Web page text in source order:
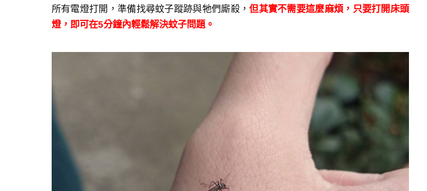
所有電燈打開，準備找尋蚊子蹤跡與牠們廝殺，但其實不需要這麼麻煩，只要打開床頭
燈，即可在5分鐘內輕鬆解決蚊子問題。